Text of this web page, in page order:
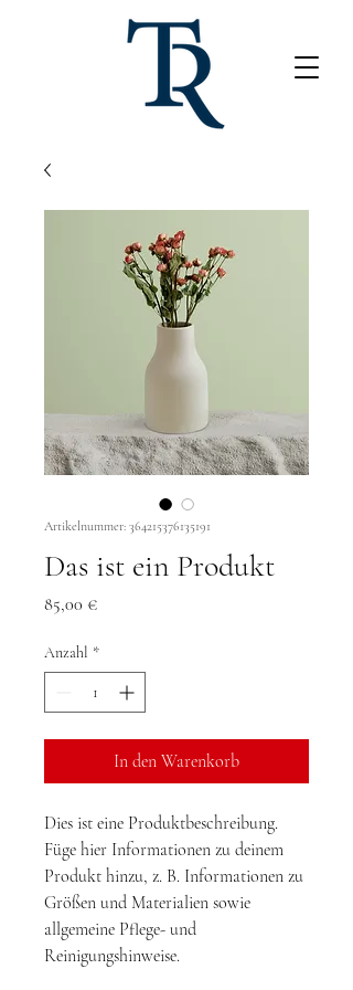
Artikelnummer: 364215376135191
Das ist ein Produkt
85,00 €Preis
Anzahl *
In den Warenkorb
Dies ist eine Produktbeschreibung.
Füge hier Informationen zu deinem
Produkt hinzu, z. B. Informationen zu
Größen und Materialien sowie
allgemeine Pflege- und
Reinigungshinweise.